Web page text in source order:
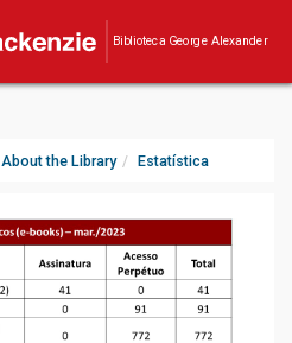
Biblioteca George Alexander
About the Library Estatística